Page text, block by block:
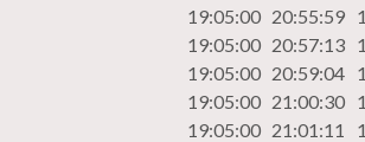
19:05:00 20:55:59
19:05:00 20:57:13
19:05:00 20:59:04
19:05:00 21:00:30
19:05:00 21:01:11